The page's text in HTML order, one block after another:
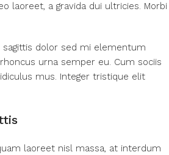
laoreet, a gravida dui ultricies. Morbi
dolor sed mi elementum
urna semper eu. Cum sociis
mus. Integer tristique elit
laoreet nisl massa, at interdum